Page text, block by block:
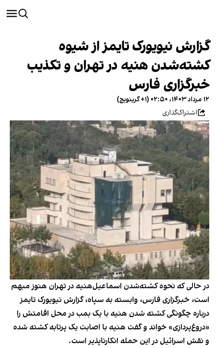
گزارش نیویورک تایمز از شیوه
کشته‌شدن هنیه در تهران و تکذیب
خبرگزاری فارس
۱۲ مرداد ۱۴۰۳، ۰۲:۵۰ (‎+۱ گرینویچ)
اشتراک‌گذاری
در حالی که نحوه کشته‌شدن اسماعیل‌هنیه در تهران هنوز مبهم
است، خبرگزاری فارس، وابسته به سپاه، گزارش نیویورک تایمز
درباره چگونگی کشته شدن هنیه با یک بمب در محل اقامتش را
«دروغ‌پردازی» خواند و گفت هنیه با اصابت یک پرتابه کشته شده
و نقش اسرائیل در این حمله انکارناپذیر است.